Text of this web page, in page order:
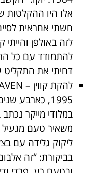
אלו היו ההקלטות
חשתי אחראית
לזה באולפן
להתמודד עם כל
דחיתי את התקליט עד
1995, כארבע
במלודי מייקר
משאיר טעם
בביקורת: “זה